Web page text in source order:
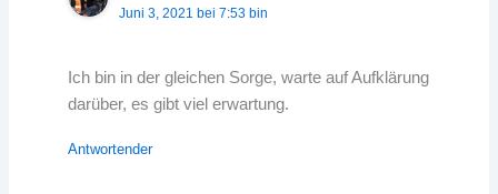
Juni 3, 2021 bei 7:53 bin
Ich bin in der gleichen Sorge, warte auf Aufklärung
darüber, es gibt viel erwartung.
Antwortender